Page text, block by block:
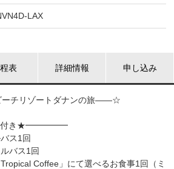
LAX
表 詳細情報 申し込み
チリゾートダナンの旅――☆
典付き★━━━━━
ス1回
バス1回
Coffee」にて選べるお食事1回（ミ